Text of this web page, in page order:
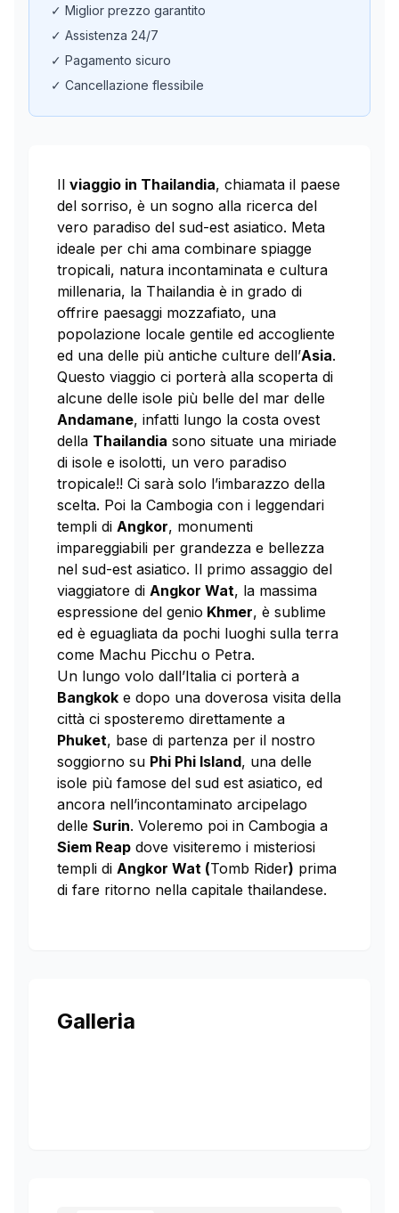
Il viaggio in Thailandia, chiamata il paese
del sorriso, è un sogno alla ricerca del
vero paradiso del sud-est asiatico. Meta
ideale per chi ama combinare spiagge
tropicali, natura incontaminata e cultura
millenaria, la Thailandia è in grado di
offrire paesaggi mozzafiato, una
popolazione locale gentile ed accogliente
ed una delle più antiche culture dell’Asia.
Questo viaggio ci porterà alla scoperta di
alcune delle isole più belle del mar delle
Andamane, infatti lungo la costa ovest
della Thailandia sono situate una miriade
di isole e isolotti, un vero paradiso
tropicale!! Ci sarà solo l’imbarazzo della
scelta. Poi la Cambogia con i leggendari
templi di Angkor, monumenti
impareggiabili per grandezza e bellezza
nel sud-est asiatico. Il primo assaggio del
viaggiatore di Angkor Wat, la massima
espressione del genio Khmer, è sublime
ed è eguagliata da pochi luoghi sulla terra
come Machu Picchu o Petra.
Un lungo volo dall’Italia ci porterà a
Bangkok e dopo una doverosa visita della
città ci sposteremo direttamente a
Phuket, base di partenza per il nostro
soggiorno su Phi Phi Island, una delle
isole più famose del sud est asiatico, ed
ancora nell’incontaminato arcipelago
delle Surin. Voleremo poi in Cambogia a
Siem Reap dove visiteremo i misteriosi
templi di Angkor Wat (Tomb Rider) prima
di fare ritorno nella capitale thailandese.
Galleria
✓ Miglior prezzo garantito
✓ Assistenza 24/7
✓ Pagamento sicuro
✓ Cancellazione flessibile